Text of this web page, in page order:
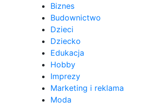
Biznes
Budownictwo
Dzieci
Dziecko
Edukacja
Hobby
Imprezy
Marketing i reklama
Moda